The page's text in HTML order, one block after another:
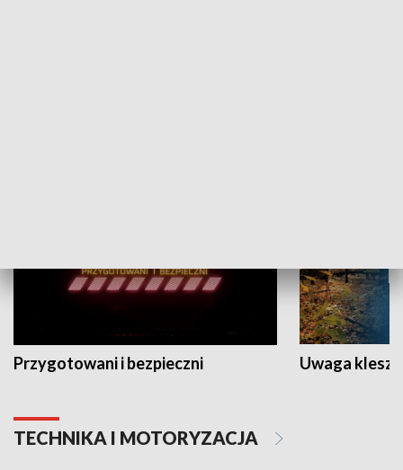
Przygotowani i bezpieczni Uwaga
TECHNIKA I MOTORYZACJA